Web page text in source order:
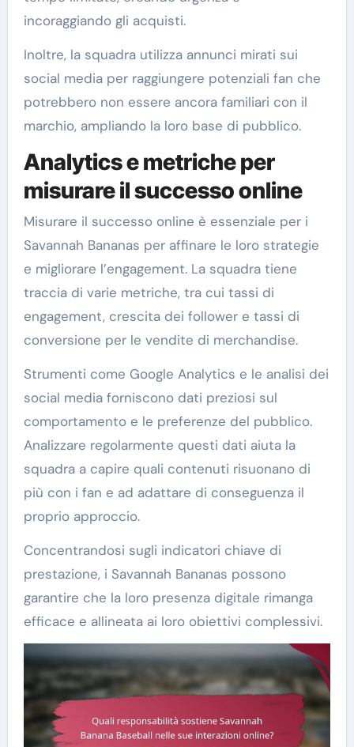
incoraggiando gli acquisti.
Inoltre, la squadra utilizza annunci mirati sui
social media per raggiungere potenziali fan che
potrebbero non essere ancora familiari con il
marchio, ampliando la loro base di pubblico.
Analytics e metriche per
misurare il successo online
Misurare il successo online è essenziale per i
Savannah Bananas per affinare le loro strategie
e migliorare l’engagement. La squadra tiene
traccia di varie metriche, tra cui tassi di
engagement, crescita dei follower e tassi di
conversione per le vendite di merchandise.
Strumenti come Google Analytics e le analisi dei
social media forniscono dati preziosi sul
comportamento e le preferenze del pubblico.
Analizzare regolarmente questi dati aiuta la
squadra a capire quali contenuti risuonano di
più con i fan e ad adattare di conseguenza il
proprio approccio.
Concentrandosi sugli indicatori chiave di
prestazione, i Savannah Bananas possono
garantire che la loro presenza digitale rimanga
efficace e allineata ai loro obiettivi complessivi.